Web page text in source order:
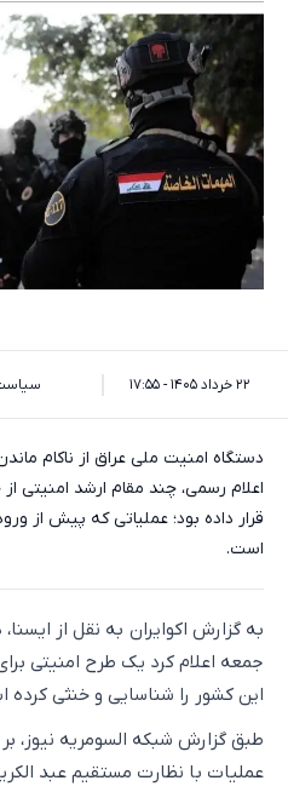
۲۲ خرداد ۱۴۰۵ - ۱۷:۵۵
دستگاه امنیت ملی عراق از ناکام
اعلام رسمی، چند مقام ارشد امنیتی
قرار داده بود؛ عملیاتی که پیش از
است.
به گزارش اکوایران به نقل از
جمعه اعلام کرد یک طرح امنیتی
این کشور را شناسایی و خنثی کرده
طبق گزارش شبکه السومریه نیوز،
عملیات با نظارت مستقیم عبد